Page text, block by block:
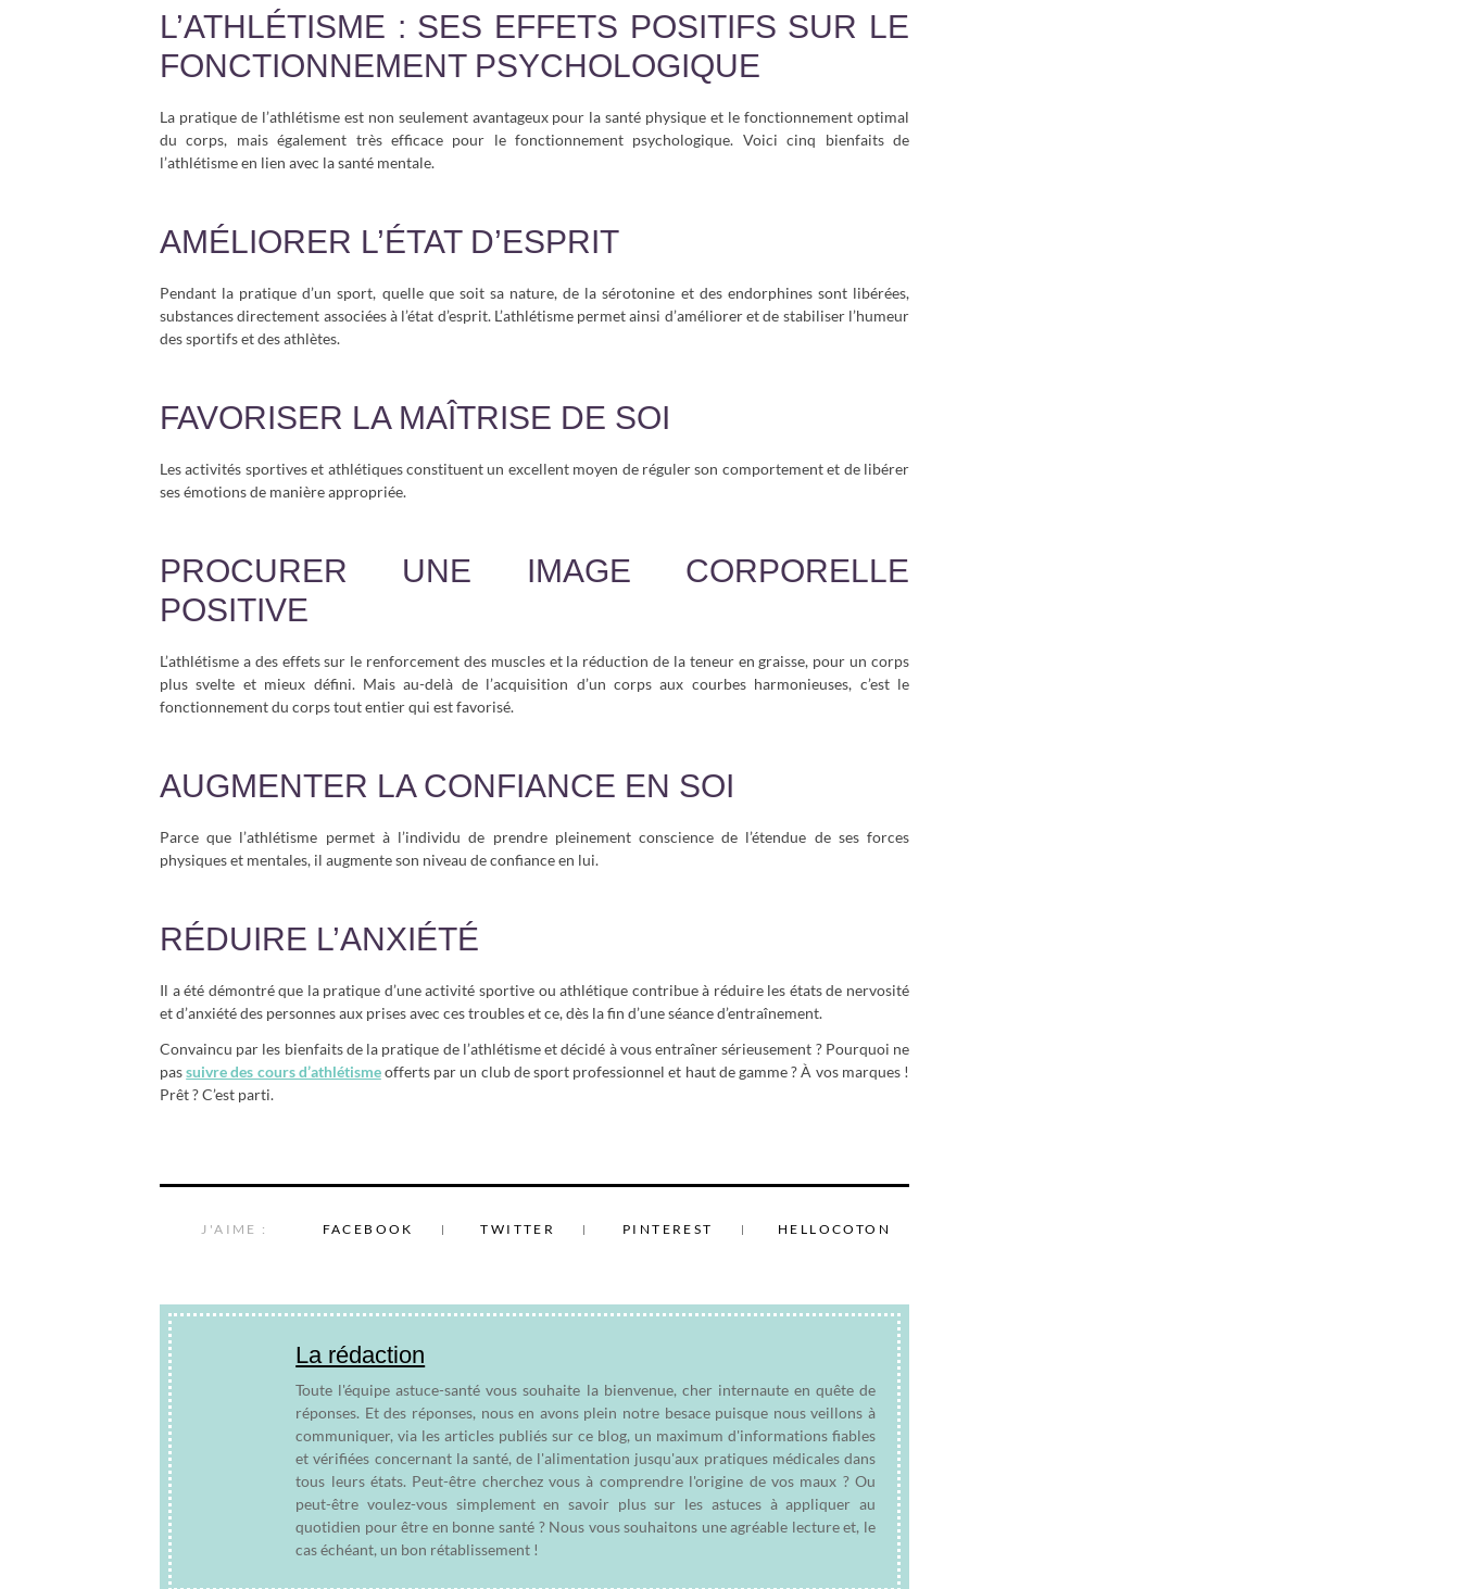
L’ATHLÉTISME : SES EFFETS POSITIFS SUR LE
FONCTIONNEMENT PSYCHOLOGIQUE
La pratique de l’athlétisme est non seulement avantageux pour la santé physique et le fonctionnement optimal
du corps, mais également très efficace pour le fonctionnement psychologique. Voici cinq bienfaits de
l’athlétisme en lien avec la santé mentale.
AMÉLIORER L’ÉTAT D’ESPRIT
Pendant la pratique d’un sport, quelle que soit sa nature, de la sérotonine et des endorphines sont libérées,
substances directement associées à l’état d’esprit. L’athlétisme permet ainsi d’améliorer et de stabiliser l’humeur
des sportifs et des athlètes.
FAVORISER LA MAÎTRISE DE SOI
Les activités sportives et athlétiques constituent un excellent moyen de réguler son comportement et de libérer
ses émotions de manière appropriée.
PROCURER UNE IMAGE CORPORELLE
POSITIVE
L’athlétisme a des effets sur le renforcement des muscles et la réduction de la teneur en graisse, pour un corps
plus svelte et mieux défini. Mais au-delà de l’acquisition d’un corps aux courbes harmonieuses, c’est le
fonctionnement du corps tout entier qui est favorisé.
AUGMENTER LA CONFIANCE EN SOI
Parce que l’athlétisme permet à l’individu de prendre pleinement conscience de l’étendue de ses forces
physiques et mentales, il augmente son niveau de confiance en lui.
RÉDUIRE L’ANXIÉTÉ
Il a été démontré que la pratique d’une activité sportive ou athlétique contribue à réduire les états de nervosité
et d’anxiété des personnes aux prises avec ces troubles et ce, dès la fin d’une séance d’entraînement.
Convaincu par les bienfaits de la pratique de l’athlétisme et décidé à vous entraîner sérieusement ? Pourquoi ne
passuivre des cours d’athlétismeofferts par un club de sport professionnel et haut de gamme ? À vos marques !
Prêt ? C’est parti.
J'AIME : FACEBOOK TWITTER PINTEREST HELLOCOTON
La rédaction
Toute l'équipe astuce-santé vous souhaite la bienvenue, cher internaute en quête de
réponses. Et des réponses, nous en avons plein notre besace puisque nous veillons à
communiquer, via les articles publiés sur ce blog, un maximum d'informations fiables
et vérifiées concernant la santé, de l'alimentation jusqu'aux pratiques médicales dans
tous leurs états. Peut-être cherchez vous à comprendre l'origine de vos maux ? Ou
peut-être voulez-vous simplement en savoir plus sur les astuces à appliquer au
quotidien pour être en bonne santé ? Nous vous souhaitons une agréable lecture et, le
cas échéant, un bon rétablissement !